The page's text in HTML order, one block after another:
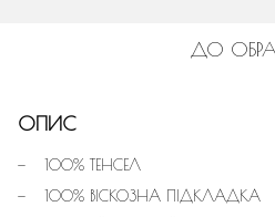
ДО
ОПИС
100% ТЕНСЕЛ
100% ВІСКОЗНА ПІДКЛАДКА